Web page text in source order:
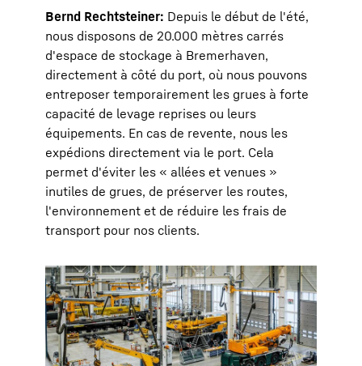
Bernd Rechtsteiner: Depuis le début de l'été,
nous disposons de 20.000 mètres carrés
d'espace de stockage à Bremerhaven,
directement à côté du port, où nous pouvons
entreposer temporairement les grues à forte
capacité de levage reprises ou leurs
équipements. En cas de revente, nous les
expédions directement via le port. Cela
permet d'éviter les « allées et venues »
inutiles de grues, de préserver les routes,
l'environnement et de réduire les frais de
transport pour nos clients.